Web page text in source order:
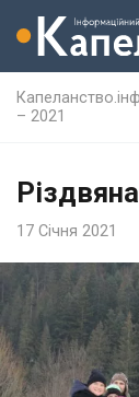
– 2021
17 Січня 2021